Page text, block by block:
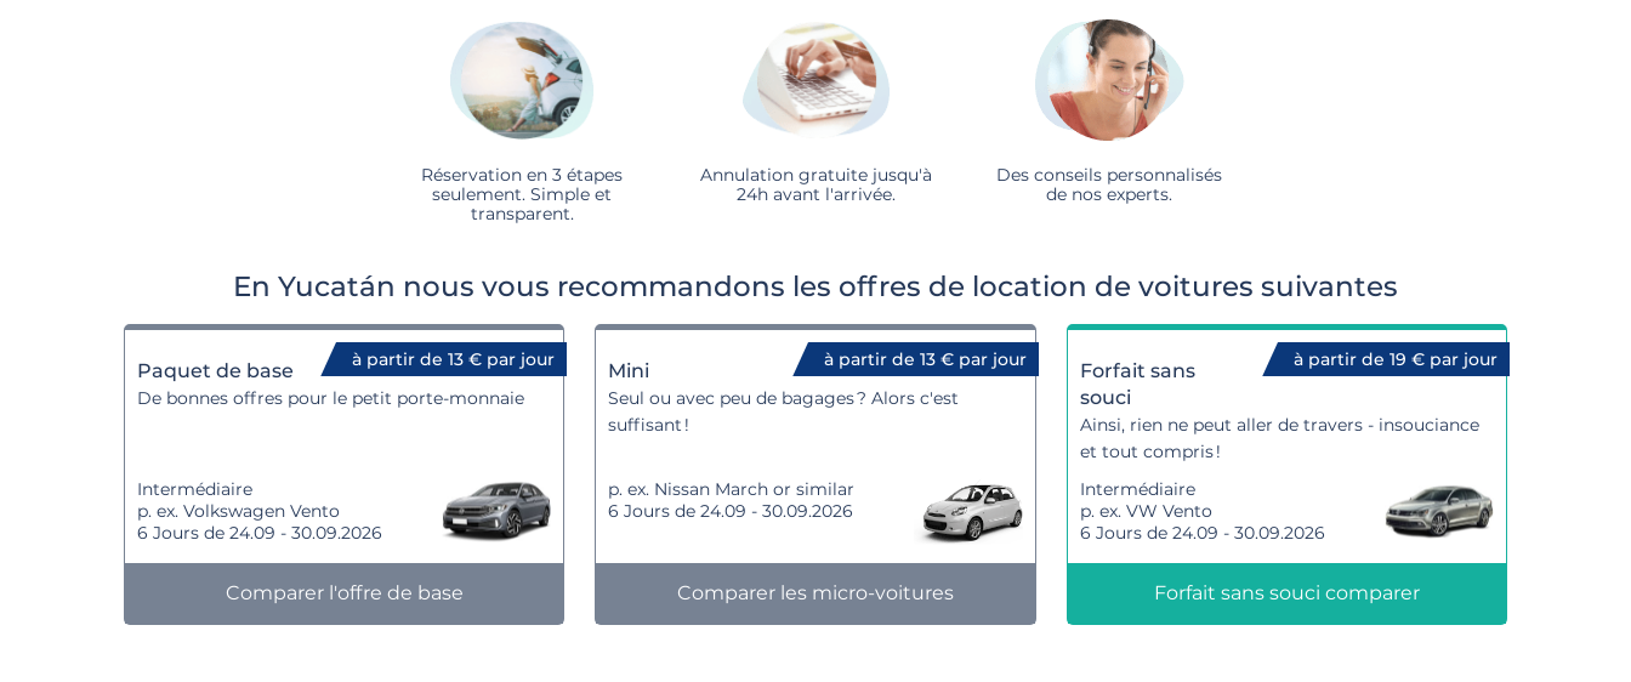
Réservation en 3 étapes
seulement. Simple et
transparent.
Annulation gratuite jusqu'à
24h avant l'arrivée.
Des conseils personnalisés
de nos experts.
En Yucatán nous vous recommandons les offres de location de voitures suivantes
à partir de 13 € par jour
Paquet de base
De bonnes offres pour le petit porte-monnaie
Intermédiaire
p. ex. Volkswagen Vento
6 Jours de 24.09 - 30.09.2026
Comparer l'offre de base
à partir de 13 € par jour
Mini
Seul ou avec peu de bagages ? Alors c'est
suffisant !
p. ex. Nissan March or similar
6 Jours de 24.09 - 30.09.2026
Comparer les micro-voitures
à partir de 19 € par jour
Forfait sans
souci
Ainsi, rien ne peut aller de travers - insouciance
et tout compris !
Intermédiaire
p. ex. VW Vento
6 Jours de 24.09 - 30.09.2026
Forfait sans souci comparer